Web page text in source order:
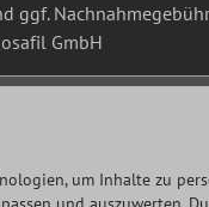
ggf.
GmbH
um Inhalte zu